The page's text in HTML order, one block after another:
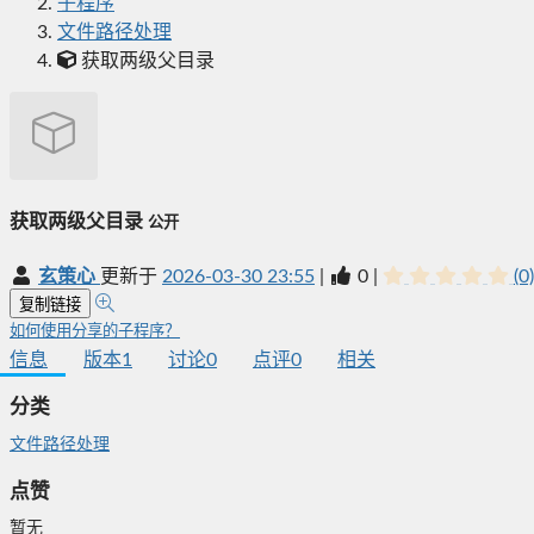
文件路径处理
获取两级父目录
获取两级父目录 公开
玄策心 更新于 2026-03-30 23:55 0 (0)
复制链接
如何使用分享的子程序？
信息 版本1 讨论0 点评0 相关
分类
文件路径处理
点赞
暂无